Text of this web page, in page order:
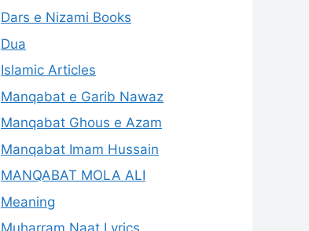
Dars e Nizami Books
Dua
Islamic Articles
Manqabat e Garib Nawaz
Manqabat Ghous e Azam
Manqabat Imam Hussain
MANQABAT MOLA ALI
Meaning
Muharram Naat Lyrics